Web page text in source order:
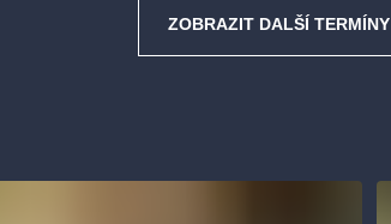
ZOBRAZIT DALŠÍ TERMÍNY